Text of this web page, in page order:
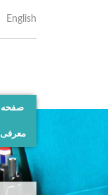
English
صفحه